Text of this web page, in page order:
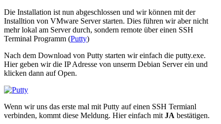
Die Installation ist nun abgeschlossen und wir können mit der
Installtion von VMware Server starten. Dies führen wir aber nicht
mehr lokal am Server durch, sondern remote über einen SSH
Terminal Programm (Putty)
Nach dem Download von Putty starten wir einfach die putty.exe.
Hier geben wir die IP Adresse von unserm Debian Server ein und
klicken dann auf Open.
Wenn wir uns das erste mal mit Putty auf einen SSH Termianl
verbinden, kommt diese Meldung. Hier einfach mit JA bestätigen.